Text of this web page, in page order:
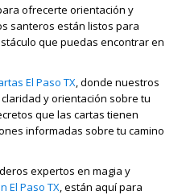
ofrecerte orientación y
santeros están listos para
que puedas encontrar en
El Paso TX, donde nuestros
y orientación sobre tu
que las cartas tienen
informadas sobre tu camino
expertos en magia y
El Paso TX, están aquí para